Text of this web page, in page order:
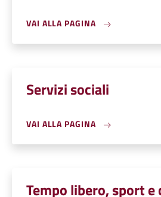
VAI ALLA PAGINA
Servizi sociali
VAI ALLA PAGINA
Tempo libero, sport